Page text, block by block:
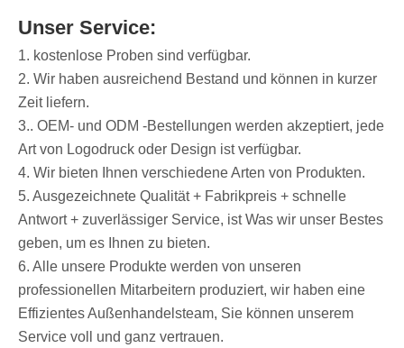
Unser Service:
1. kostenlose Proben sind verfügbar.
2. Wir haben ausreichend Bestand und können in kurzer
Zeit liefern.
3.. OEM- und ODM -Bestellungen werden akzeptiert, jede
Art von Logodruck oder Design ist verfügbar.
4. Wir bieten Ihnen verschiedene Arten von Produkten.
5. Ausgezeichnete Qualität + Fabrikpreis + schnelle
Antwort + zuverlässiger Service, ist Was wir unser Bestes
geben, um es Ihnen zu bieten.
6. Alle unsere Produkte werden von unseren
professionellen Mitarbeitern produziert, wir haben eine
Effizientes Außenhandelsteam, Sie können unserem
Service voll und ganz vertrauen.